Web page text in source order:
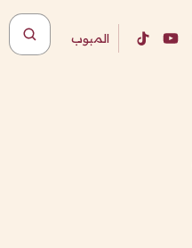
المبوب